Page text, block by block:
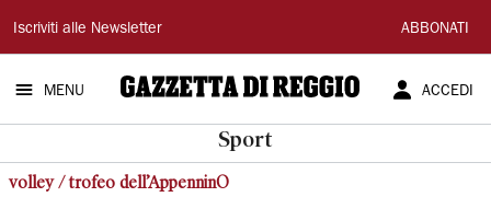
Gazzetta
di
Reggio
Iscriviti alle Newsletter ABBONATI
MENU ACCEDI
Sport
volley / trofeo dell’AppenninO